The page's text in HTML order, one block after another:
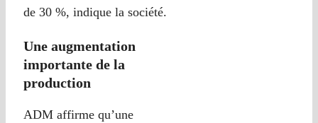
de 30 %, indique la société.
Une augmentation
importante de la
production
ADM affirme qu’une